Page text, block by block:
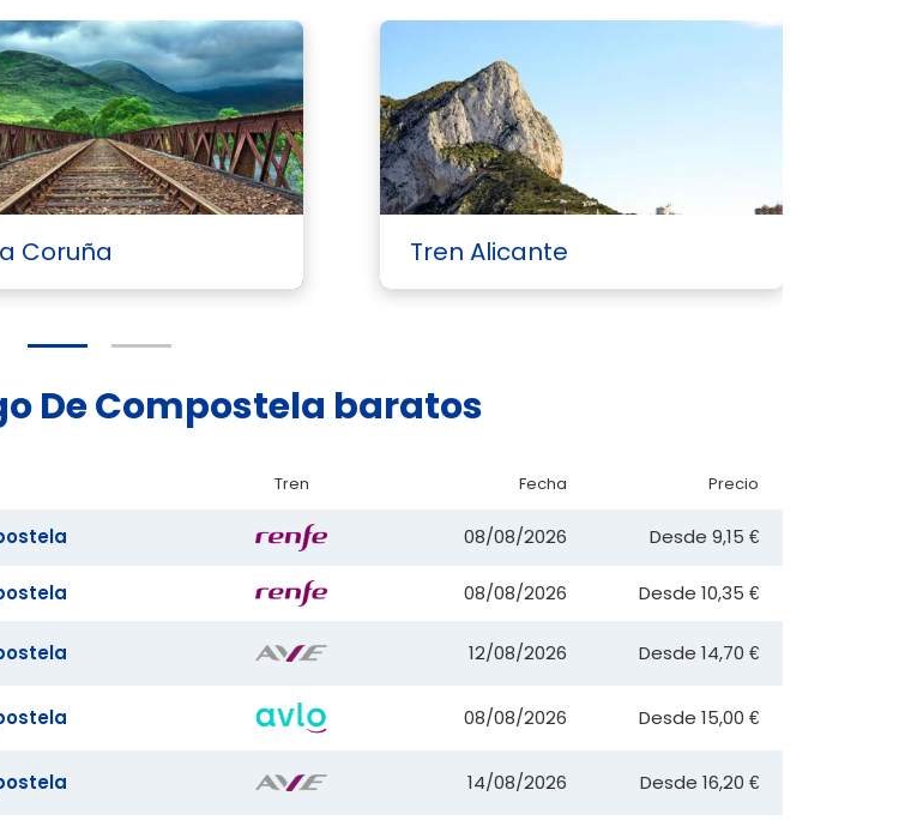
Coruña Tren Alicante
De Compostela baratos
Tren Fecha Precio
08/08/2026 Desde 9,15 €
08/08/2026 Desde 10,35 €
12/08/2026 Desde 14,70 €
08/08/2026 Desde 15,00 €
14/08/2026 Desde 16,20 €